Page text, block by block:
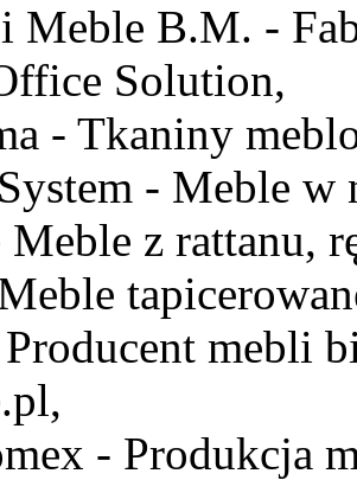
Meble B.M. -
Solution,
- Tkaniny
- Meble w
z rattanu,
mebli
- Produkcja